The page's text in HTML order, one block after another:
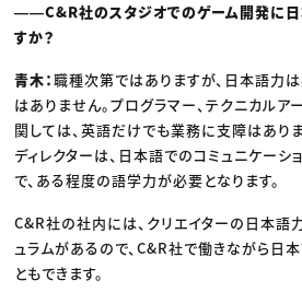
――C&R社のスタジオでのゲーム開発に日
すか？
青木：職種次第ではありますが、日本語力
はありません。プログラマー、テクニカルア
関しては、英語だけでも業務に支障はあり
ディレクターは、日本語でのコミュニケーシ
で、ある程度の語学力が必要となります。
C&R社の社内には、クリエイターの日本語
ュラムがあるので、C&R社で働きながら日
ともできます。